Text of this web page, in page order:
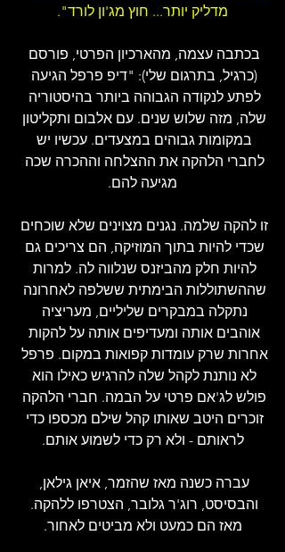
מדליק יותר... חוץ מג'ון לורד".
בכתבה עצמה, מהארכיון הפרטי, פורסם
(כרגיל, בתרגום שלי): "דיפ פרפל הגיעה
לפתע לנקודה הגבוהה ביותר בהיסטוריה
שלה, מזה שלוש שנים. עם אלבום ותקליטון
במקומות גבוהים במצעדים. עכשיו יש
לחברי הלהקה את ההצלחה וההכרה שכה
מגיעה להם.
זו להקה שלמה. נגנים מצוינים שלא שוכחים
שכדי להיות בתוך המוזיקה, הם צריכים גם
להיות חלק מהביזנס שנלווה לה. למרות
שההשתוללות הבימתית ששלפה לאחרונה
נתקלה במבקרים שליליים, מעריציה
אוהבים אותה ומעדיפים אותה על להקות
אחרות שרק עומדות קפואות במקום. פרפל
לא נותנת לקהל שלה להרגיש כאילו הוא
פולש לג'אם פרטי על הבמה. חברי הלהקה
זוכרים היטב שאותו קהל שילם מכספו כדי
לראותם - ולא רק כדי לשמוע אותם.
עברה כשנה מאז שהזמר, איאן גילאן,
והבסיסט, רוג'ר גלובר, הצטרפו ללהקה.
מאז הם כמעט ולא מביטים לאחור.